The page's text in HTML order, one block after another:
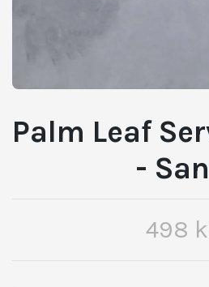
Palm Leaf
-
498